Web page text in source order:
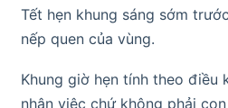
Tết hẹn khung sáng sớm
nếp quen của vùng.
Khung giờ hẹn tính theo điều
nhận việc chứ không phải